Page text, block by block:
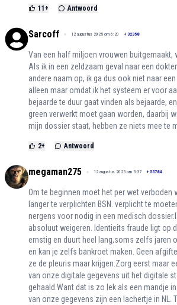
11 + Antwoord
Sarcoff 12 augustus 2025 om 6:20 + 32358
Van een half miljoen vrouwen buitgemaakt,
Als ik in een zeldzaam geval naar een
andere naam op, ik ga dus ook niet naar
alleen maar omdat ik het systeem er voor
bejaarde te duur gaat vinden als bejaarde,
green verwerkt moet gaan worden, daarbij
mijn dossier staat, hebben ze niets mee te
2+ Antwoord
megaman275 12 augustus 2025 om 5:37 + 55784
Om te beginnen moet het per wet verboden
langer te verplichten BSN. verplicht te
nergens voor nodig in een medisch
absoluut weigeren. Identieits fraude ligt op
ernstig en duurt heel lang,soms zelfs jaren
en kan je zelfs bankroet maken. Geen
ze de pleuris maar krijgen.Zorg eerst maar
van onze digitale gegevens uit het digitale
gehaald.Want dat is zo lek als een mandje
van onze gegevens zijn een lachertje in NL.